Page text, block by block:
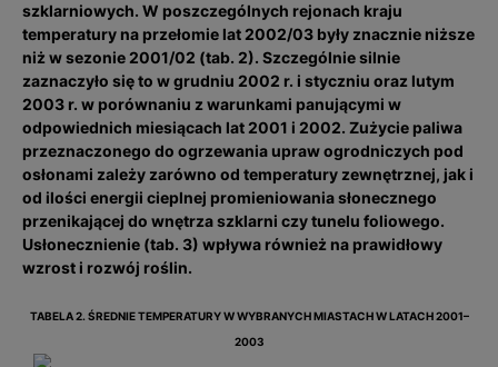
szklarniowych. W poszczególnych rejonach kraju
temperatury na przełomie lat 2002/03 były znacznie niższe
niż w sezonie 2001/02 (tab. 2). Szczególnie silnie
zaznaczyło się to w grudniu 2002 r. i styczniu oraz lutym
2003 r. w porównaniu z warunkami panującymi w
odpowiednich miesiącach lat 2001 i 2002. Zużycie paliwa
przeznaczonego do ogrzewania upraw ogrodniczych pod
osłonami zależy zarówno od temperatury zewnętrznej, jak i
od ilości energii cieplnej promieniowania słonecznego
przenikającej do wnętrza szklarni czy tunelu foliowego.
Usłonecznienie (tab. 3) wpływa również na prawidłowy
wzrost i rozwój roślin.
TABELA 2. ŚREDNIE TEMPERATURY W WYBRANYCH MIASTACH W LATACH 2001–
2003